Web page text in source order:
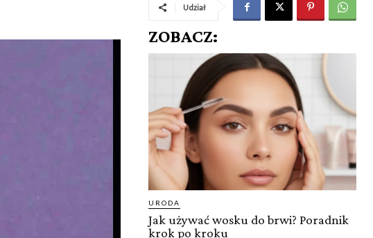
Udział
ZOBACZ:
URODA
Jak używać wosku do brwi? Poradnik
krok po kroku